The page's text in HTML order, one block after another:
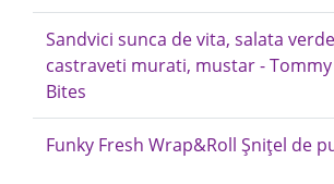
Sandvici sunca de vita, salata
castraveti murati, mustar - Tommy
Bites
Funky Fresh Wrap&Roll Şnițel de